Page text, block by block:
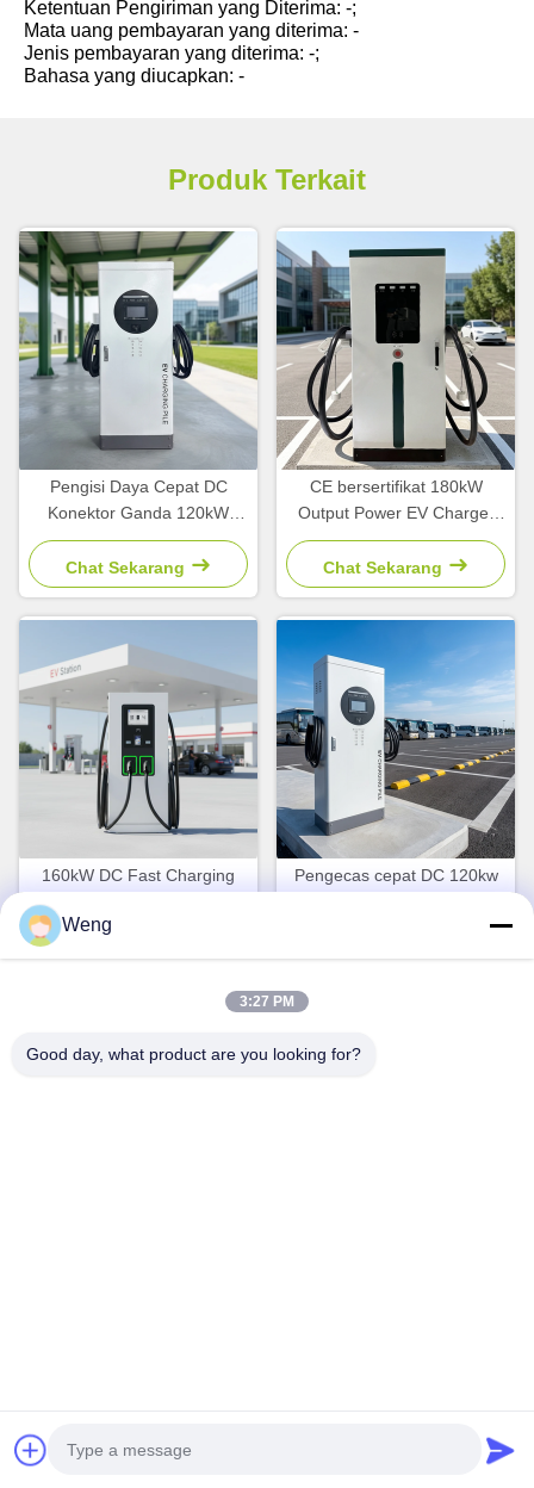
Ketentuan Pengiriman yang Diterima: -;
Mata uang pembayaran yang diterima: -
Jenis pembayaran yang diterima: -;
Bahasa yang diucapkan: -
Produk Terkait
Pengisi Daya Cepat DC
Konektor Ganda 120kW
untuk Tumpukan Daya EV
Pengisian Cepat Jalan Raya
Chat Sekarang
CE bersertifikat 180kW
Output Power EV Charger
dengan CCS2 Interface DC
Fast Charging Station
Chat Sekarang
160kW DC Fast Charging
Stack dengan Smart Power
Allocation dan Kompatibilitas
Chat Sekarang
Pengecas cepat DC 120kw
Charging Gun dan garansi 2
Chat Sekarang
Kebijakan Privasi|
Weng
3:27 PM
Good day, what product are you looking for?